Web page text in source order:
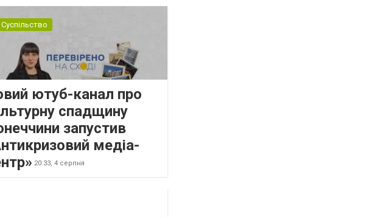
Суспільство
ютуб-канал про
спадщину
запустив
медіа-
20:33, 4 серпня